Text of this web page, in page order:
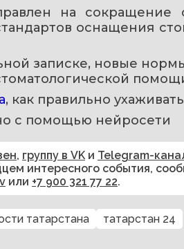
на сокращение
оснащения
записке, новые
, как правильно
с помощью нейросети
, группу в VK и Telegram-
интересного события,
или +7 900 321 77 22.
татарстана татарстан 24